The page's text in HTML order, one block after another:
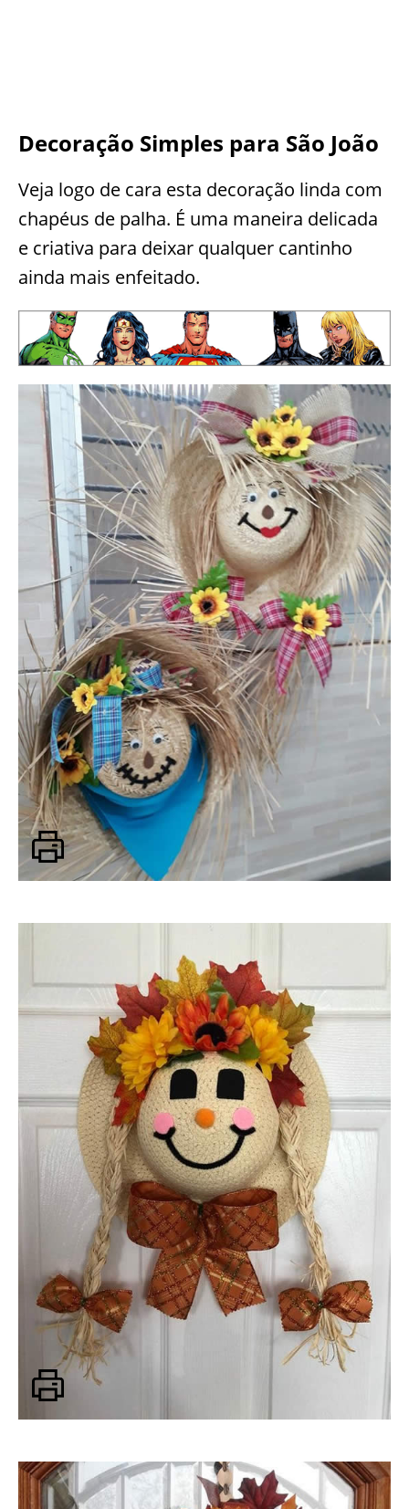
Decoração Simples para São João
Veja logo de cara esta decoração linda com
chapéus de palha. É uma maneira delicada
e criativa para deixar qualquer cantinho
ainda mais enfeitado.